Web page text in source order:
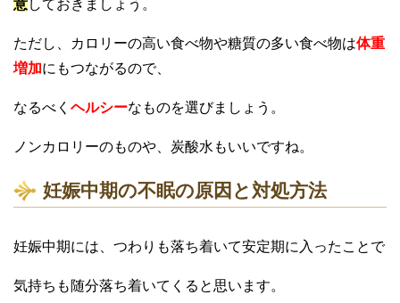
意しておきましょう。
ただし、カロリーの高い食べ物や糖質の多い食べ物は体重
増加にもつながるので、
なるべく ヘルシーなものを選びましょう。
ノンカロリーのものや、炭酸水もいいですね。
妊娠中期の不眠の原因と対処方法
妊娠中期には、つわりも落ち着いて安定期に入ったことで
気持ちも随分落ち着いてくると思います。